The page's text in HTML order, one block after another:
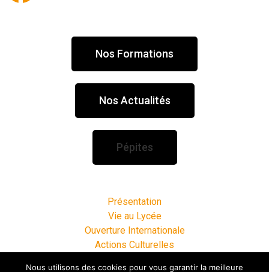
Nos Formations
Nos Actualités
Pépites
Présentation
Vie au Lycée
Ouverture Internationale
Actions Culturelles
Nous utilisons des cookies pour vous garantir la meilleure